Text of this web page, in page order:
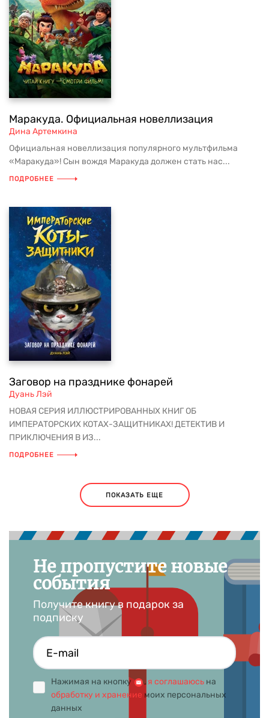
Маракуда. Официальная новеллизация
Дина Артемкина
Официальная новеллизация популярного мультфильма
«Маракуда»! Сын вождя Маракуда должен стать нас...
ПОДРОБНЕЕ
Заговор на празднике фонарей
Дуань Лэй
НОВАЯ СЕРИЯ ИЛЛЮСТРИРОВАННЫХ КНИГ ОБ
ИМПЕРАТОРСКИХ КОТАХ-ЗАЩИТНИКАХ! ДЕТЕКТИВ И
ПРИКЛЮЧЕНИЯ В ИЗ...
ПОДРОБНЕЕ
ПОКАЗАТЬ ЕЩЕ
Не пропустите новые
события
Получите книгу в подарок за
подписку
Нажимая на кнопку , я соглашаюсь на
обработку и хранение моих персональных
данных